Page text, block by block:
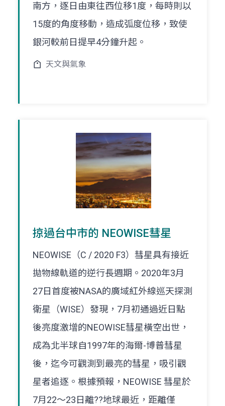
南方，逐日由東往西位移1度，每時則以
15度的角度移動，造成弧度位移，致使
銀河較前日提早4分鐘升起。
天文與氣象
掠過台中市的 NEOWISE彗星
NEOWISE（C / 2020 F3）彗星具有接近
拋物線軌道的逆行長週期。2020年3月
27日首度被NASA的廣域紅外線巡天探測
衛星（WISE）發現，7月初通過近日點
後亮度激增的NEOWISE彗星橫空出世，
成為北半球自1997年的海爾-博普彗星
後，迄今可觀測到最亮的彗星，吸引觀
星者追逐。根據預報，NEOWISE 彗星於
7月22～23日離??地球最近，距離僅